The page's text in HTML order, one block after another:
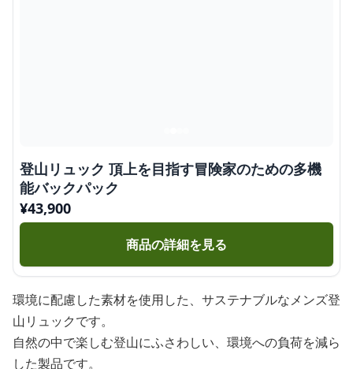
登山リュック 頂上を目指す冒険家のための多機
能バックパック
¥43,900
商品の詳細を見る
環境に配慮した素材を使用した、サステナブルなメンズ登
山リュックです。
自然の中で楽しむ登山にふさわしい、環境への負荷を減ら
した製品です。